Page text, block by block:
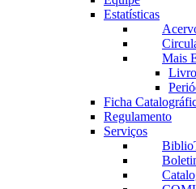
Estatísticas
Mais
Ficha
Regulamento
Serviços